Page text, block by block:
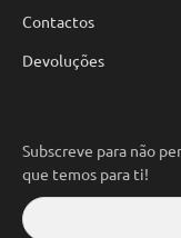
Contactos
Devoluções
Subscreve para não
que temos para ti!